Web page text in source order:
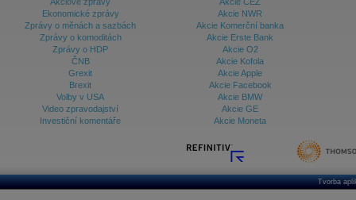
Ekonomické zprávy
Zprávy o měnách a sazbách
Zprávy o komoditách
Zprávy o HDP
ČNB
Grexit
Brexit
Volby v USA
Video zpravodajství
Investiční komentáře
Akcie NWR
Akcie Komerční banka
Akcie Erste Bank
Akcie O2
Akcie Kofola
Akcie Apple
Akcie Facebook
Akcie BMW
Akcie GE
Akcie Moneta
Tvorba